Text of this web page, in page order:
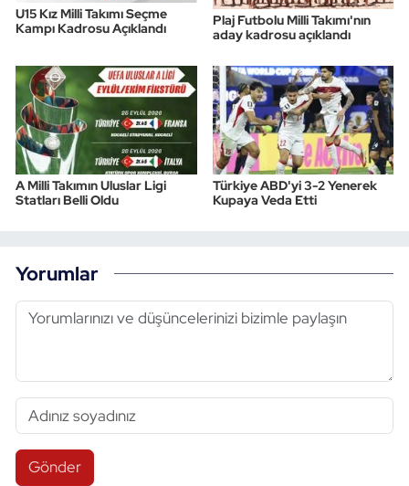
U15 Kız Milli Takımı Seçme
Kampı Kadrosu Açıklandı
Plaj Futbolu Milli Takımı'nın
aday kadrosu açıklandı
A Milli Takımın Uluslar Ligi
Statları Belli Oldu
Türkiye ABD'yi 3-2 Yenerek
Kupaya Veda Etti
Yorumlar
Gönder